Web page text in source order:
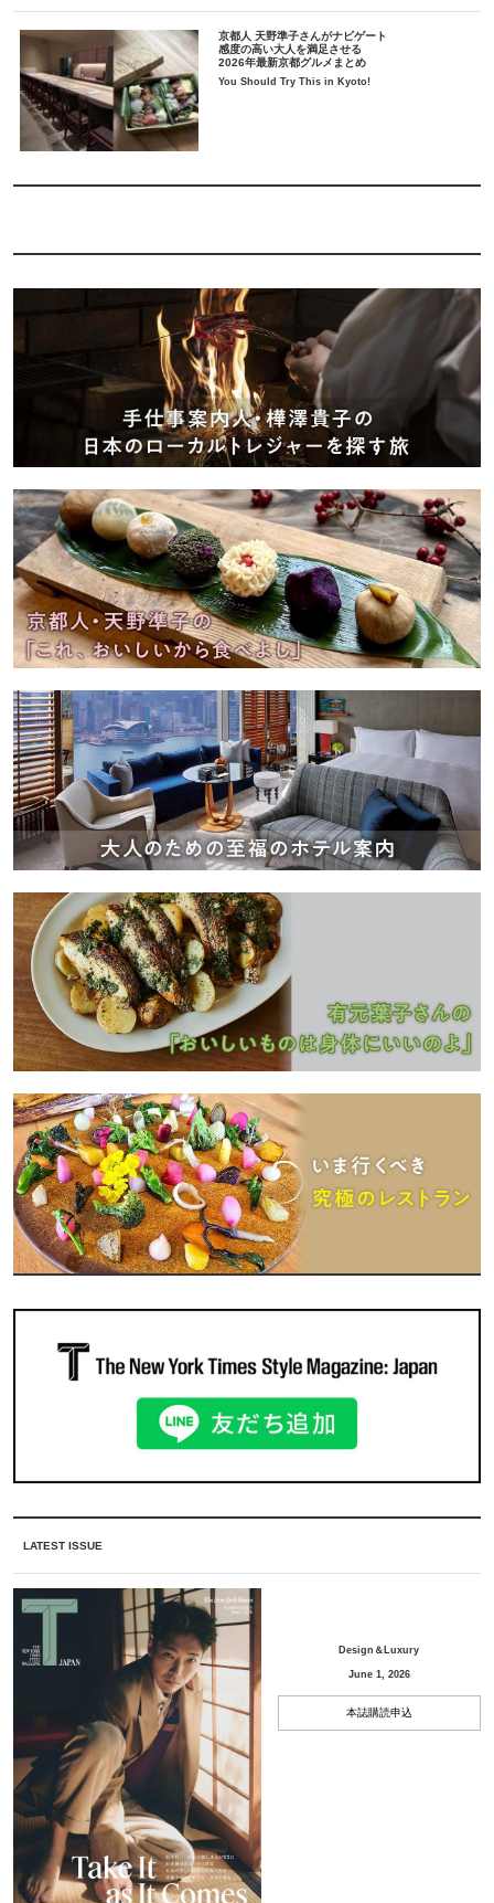
京都人 天野準子さんがナビゲート
感度の高い大人を満足させる
2026年最新京都グルメまとめ
You Should Try This in Kyoto!
LATEST ISSUE
Design＆Luxury
June 1, 2026
本誌購読申込